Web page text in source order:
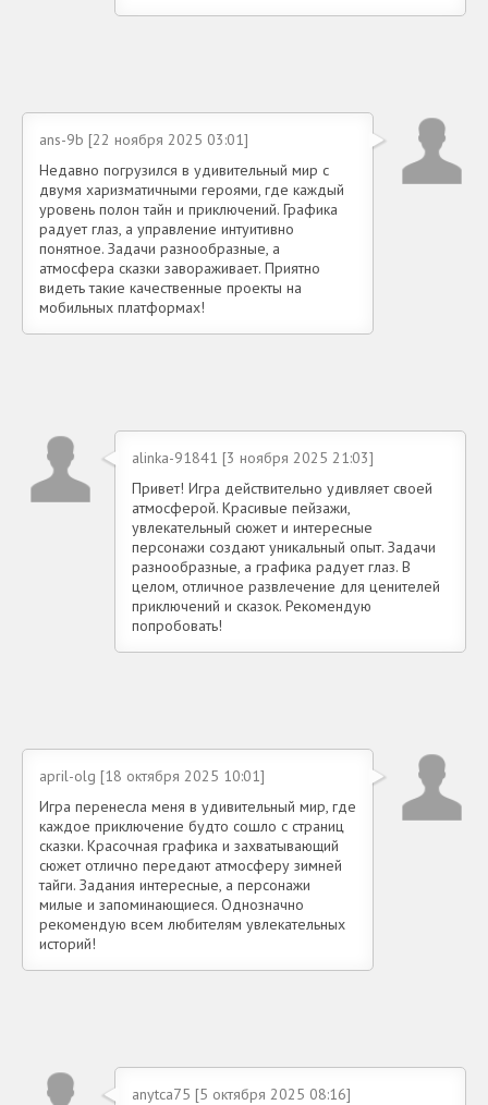
ans-9b [22 ноября 2025 03:01]
Недавно погрузился в удивительный мир с
двумя харизматичными героями, где каждый
уровень полон тайн и приключений. Графика
радует глаз, а управление интуитивно
понятное. Задачи разнообразные, а
атмосфера сказки завораживает. Приятно
видеть такие качественные проекты на
мобильных платформах!
alinka-91841 [3 ноября 2025 21:03]
Привет! Игра действительно удивляет своей
атмосферой. Красивые пейзажи,
увлекательный сюжет и интересные
персонажи создают уникальный опыт. Задачи
разнообразные, а графика радует глаз. В
целом, отличное развлечение для ценителей
приключений и сказок. Рекомендую
попробовать!
april-olg [18 октября 2025 10:01]
Игра перенесла меня в удивительный мир, где
каждое приключение будто сошло с страниц
сказки. Красочная графика и захватывающий
сюжет отлично передают атмосферу зимней
тайги. Задания интересные, а персонажи
милые и запоминающиеся. Однозначно
рекомендую всем любителям увлекательных
историй!
anytca75 [5 октября 2025 08:16]